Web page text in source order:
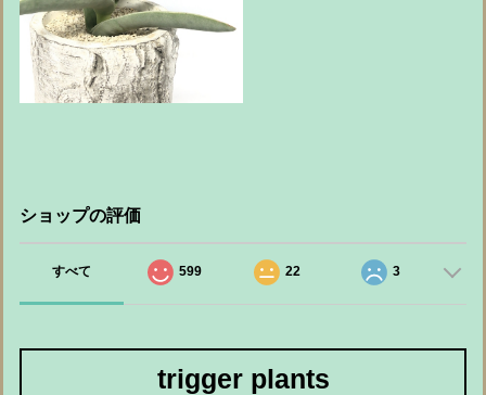
ショップの評価
すべて 599 22 3
trigger plants